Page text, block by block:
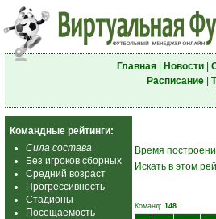
Главная| Новости|
Расписание|
Командные рейтинги:
Сила состава
Без игроков сборных
Средний возраст
Прогрессивность
Стадионы
Посещаемость
Время
Искать в этом
Команд: 148